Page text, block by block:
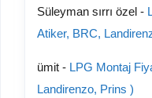
Süleyman sırrı özel -
Atiker, BRC,
ümit - LPG Montaj
Landirenzo, Prins )